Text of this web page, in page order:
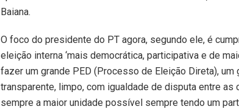
Baiana.
O foco do presidente do PT agora, segundo ele, é
eleição interna ‘mais democrática, participativa e de
fazer um grande PED (Processo de Eleição Direta),
transparente, limpo, com igualdade de disputa entre as
sempre a maior unidade possível sempre tendo um